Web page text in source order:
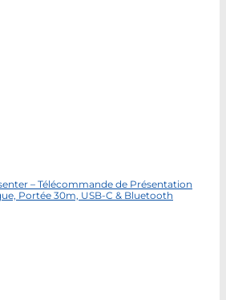
– Télécommande de Présentation
Portée 30m, USB-C & Bluetooth